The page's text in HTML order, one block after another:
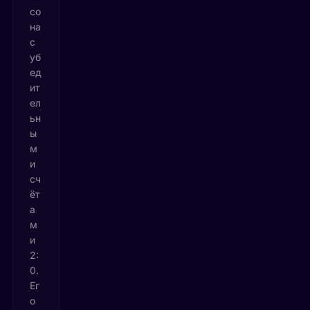
со
на
с
уб
ед
ит
ел
ьн
ы
м
и
сч
ёт
а
м
и
2:
0.
Ег
о